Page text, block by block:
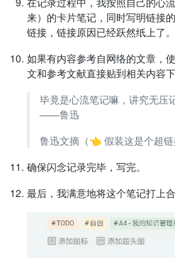
来）的卡片笔记，同时写明链接
链接，链接原因已经跃然纸上了。
如果有内容参考自网络的文章，
文和参考文献直接贴到相关内容
毕竟是心流笔记嘛，讲究无压
——鲁迅
鲁迅文摘（👈 假装这是个超链
确保闪念记录完毕，写完。
最后，我满意地将这个笔记打上